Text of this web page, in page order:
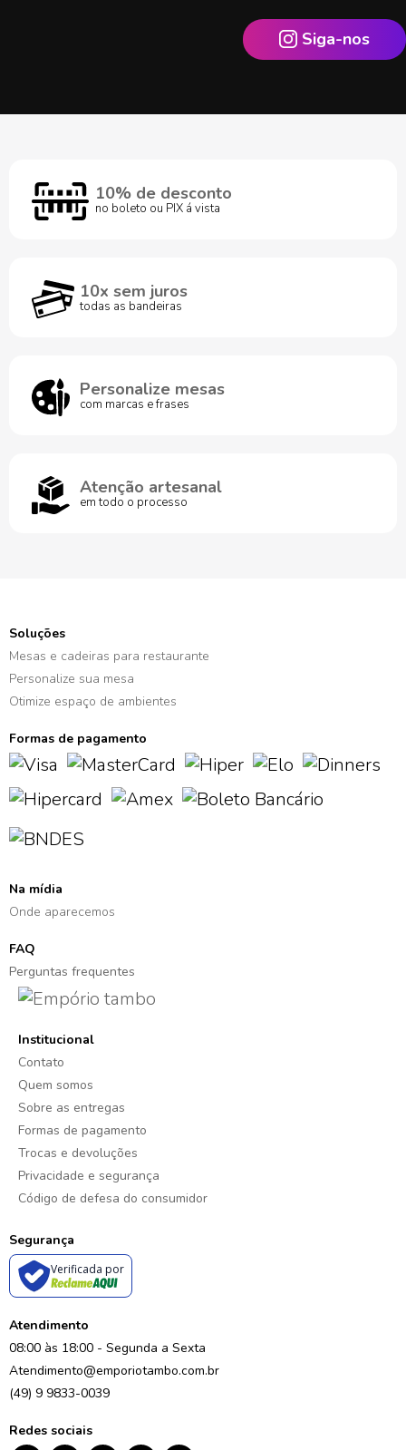
Siga-nos
10% de desconto
no boleto ou PIX á vista
10x sem juros
todas as bandeiras
Personalize mesas
com marcas e frases
Atenção artesanal
em todo o processo
Soluções
Mesas e cadeiras para restaurante
Personalize sua mesa
Otimize espaço de ambientes
Formas de pagamento
Na mídia
Onde aparecemos
FAQ
Perguntas frequentes
Institucional
Contato
Quem somos
Sobre as entregas
Formas de pagamento
Trocas e devoluções
Privacidade e segurança
Código de defesa do consumidor
Segurança
Verificada por
Atendimento
08:00 às 18:00 - Segunda a Sexta
Atendimento@emporiotambo.com.br
(49) 9 9833-0039
Redes sociais